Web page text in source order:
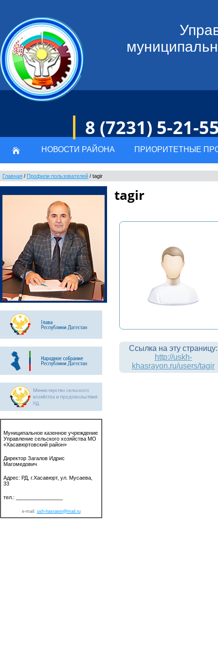
8 (7231) 5-21-
НОВОСТИ РАЙОНА ПРИОРИТЕТНЫЕ
Главная / Профили пользователей / tagir
Муниципальное казенное учреждение
Управление сельского хозяйства МО
«Хасавюртовский район»
Директор Загалов Идрис
Магомедович
Адрес: РД, г.Хасавюрт, ул. Мусаева,
33
тел.: ________________
e-mail: ush-hasraion@mail.ru
tagir
Ссылка на эту страницу:
http://uskh-
khasrayon.ru/users/tagir